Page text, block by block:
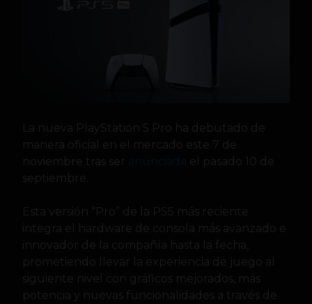
La nueva PlayStation 5 Pro ha debutado de
manera oficial en el mercado este 7 de
noviembre tras ser
el pasado 10 de
septiembre.
Esta versión “Pro” de la PS5 más reciente
integra el hardware de consola más avanzado e
innovador de la compañía hasta la fecha,
prometiendo llevar la experiencia de juego al
siguiente nivel con gráficos mejorados, más
potencia y nuevas funcionalidades a través de